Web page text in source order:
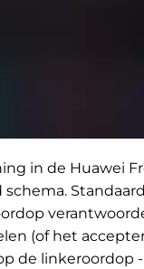
in de Huawei
(of het
de linkeroordop